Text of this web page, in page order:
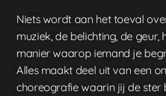
Niets wordt aan het toeval
muziek, de belichting, de geur,
manier waarop iemand je
Alles maakt deel uit van een
choreografie waarin jij de ster